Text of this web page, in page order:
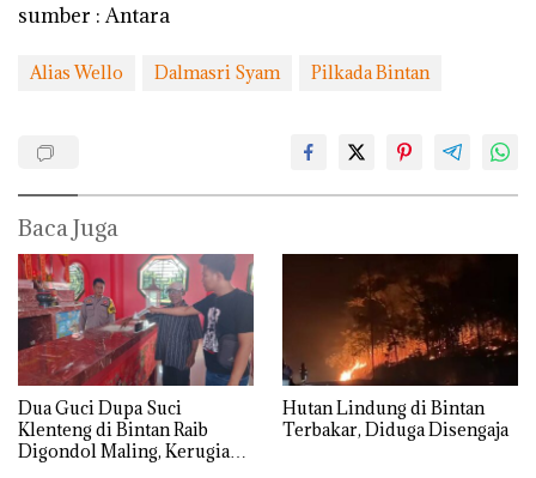
sumber : Antara
Alias Wello Dalmasri Syam Pilkada Bintan
Baca Juga
Dua Guci Dupa Suci
Klenteng di Bintan Raib
Digondol Maling, Kerugian
Hutan Lindung di Bintan
Terbakar, Diduga Disengaja